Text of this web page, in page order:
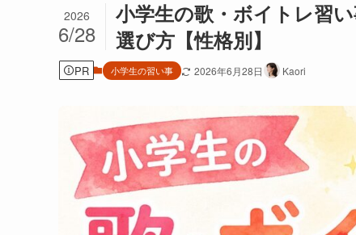
小学生の歌・ボイトレ習
選び方【性格別】
2026
6/28
PR 小学生の習い事 2026年6月28日 Kaori